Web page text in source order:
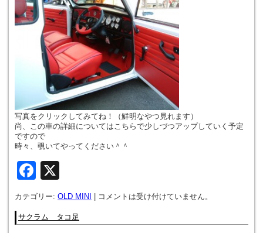
写真をクリックしてみてね！（鮮明なやつ見れます）
尚、この車の詳細についてはこちらで少しづつアップしていく予定
ですので
時々、覗いてやってください＾＾
Facebook
カテゴリー: OLD MINI コメントは受け付けていません。
サクラム タコ足